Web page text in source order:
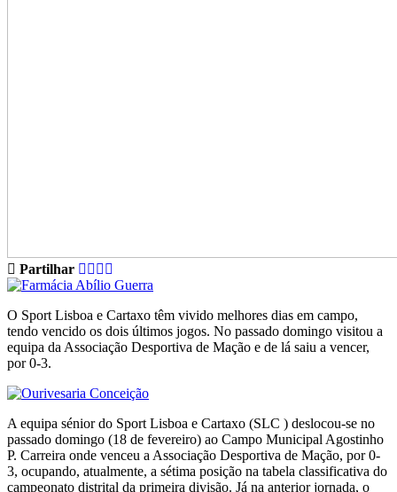
Partilhar
O Sport Lisboa e Cartaxo têm vivido melhores dias em campo,
tendo vencido os dois últimos jogos. No passado domingo visitou a
equipa da Associação Desportiva de Mação e de lá saiu a vencer,
por 0-3.
A equipa sénior do Sport Lisboa e Cartaxo (SLC ) deslocou-se no
passado domingo (18 de fevereiro) ao Campo Municipal Agostinho
P. Carreira onde venceu a Associação Desportiva de Mação, por 0-
3, ocupando, atualmente, a sétima posição na tabela classificativa do
campeonato distrital da primeira divisão. Já na anterior jornada, o